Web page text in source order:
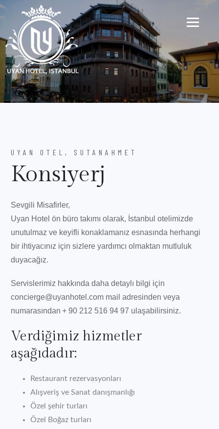
UYAN OTEL, SUTANAHMET
Konsiyerj
Sevgili Misafirler,
Uyan Hotel ön büro takımı olarak, İstanbul otelimizde
unutulmaz ve keyifli konaklamanız esnasında herhangi
bir ihtiyacınız için sizlere yardımcı olmaktan mutluluk
duyacağız.
Servislerimiz hakkında daha detaylı bilgi için
concierge@uyanhotel.com mail adresinden veya
numarasından + 90 212 516 94 97 ulaşabilirsiniz.
Verdiğimiz hizmetler
aşağıdadır:
Restaurant rezervasyonları
Alışveriş ve Sanat danışmanlığı
Özel şehir turları
Özel Boğaz turları